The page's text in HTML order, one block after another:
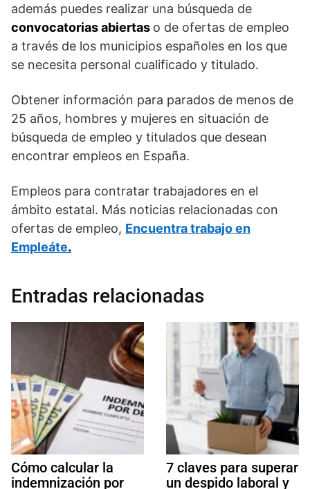
además puedes realizar una búsqueda de
convocatorias abiertas o de ofertas de empleo
a través de los municipios españoles en los que
se necesita personal cualificado y titulado.
Obtener información para parados de menos de
25 años, hombres y mujeres en situación de
búsqueda de empleo y titulados que desean
encontrar empleos en España.
Empleos para contratar trabajadores en el
ámbito estatal. Más noticias relacionadas con
ofertas de empleo, Encuentra trabajo en
Empleáte.
Entradas relacionadas
Cómo calcular la
indemnización por
7 claves para superar
un despido laboral y